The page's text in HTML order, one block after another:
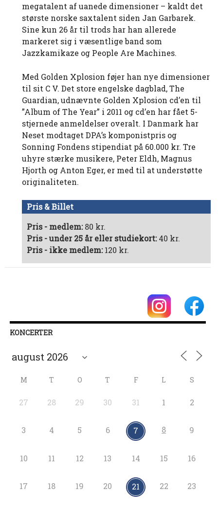
megatalent af uanede dimensioner – kaldt det
største norske saxtalent siden Jan Garbarek.
Sine kun 26 år til trods har han allerede
markeret sig i væsentlige band som
Jazzkamikaze og People Are Machines.
Med Golden Xplosion føjer han nye dimensioner
til sit C V. Det store engelske dagblad, The
Guardian, udnævnte Golden Xplosion cd’en til
”Album of The Year” i 2011 og cd’en har fået 5-
stjernede anmeldelser overalt. I Danmark har
Neset modtaget DPA’s komponistpris og
Sonning Fondens stipendiat på 60.000 kr. Tre
uhyre stærke musikere, Peter Eldh, Magnus
Hjorth og Anton Eger, er med til at understøtte
originaliteten.
Pris & Billet
Pris - medlem:80 kr.
Pris - under 25 år eller studiekort:40 kr.
Pris - ikke medlem:120 kr.
KONCERTER
M T O T F L S
27 28 29 30 31 1 2
3 4 5 6 7 8 9
10 11 12 13 14 15 16
17 18 19 20 21 22 23